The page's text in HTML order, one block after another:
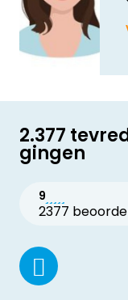
2.377
gingen
9
2377